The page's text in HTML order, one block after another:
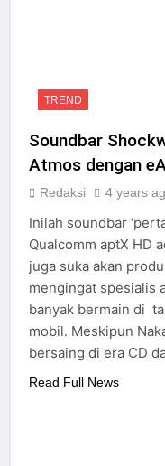
TREND
Soundbar
Atmos dengan
Redaksi 4 years
Inilah soundbar
Qualcomm aptX HD
juga suka akan
mengingat spesialis
banyak bermain di
mobil. Meskipun
bersaing di era CD
Read Full News